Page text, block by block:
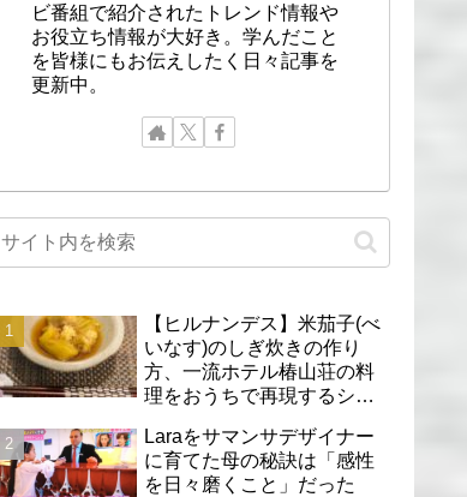
ビ番組で紹介されたトレンド情報や
お役立ち情報が大好き。学んだこと
を皆様にもお伝えしたく日々記事を
更新中。
【ヒルナンデス】米茄子(べ
いなす)のしぎ炊きの作り
方、一流ホテル椿山荘の料
理をおうちで再現するシェ
Laraをサマンサデザイナー
に育てた母の秘訣は「感性
を日々磨くこと」だった